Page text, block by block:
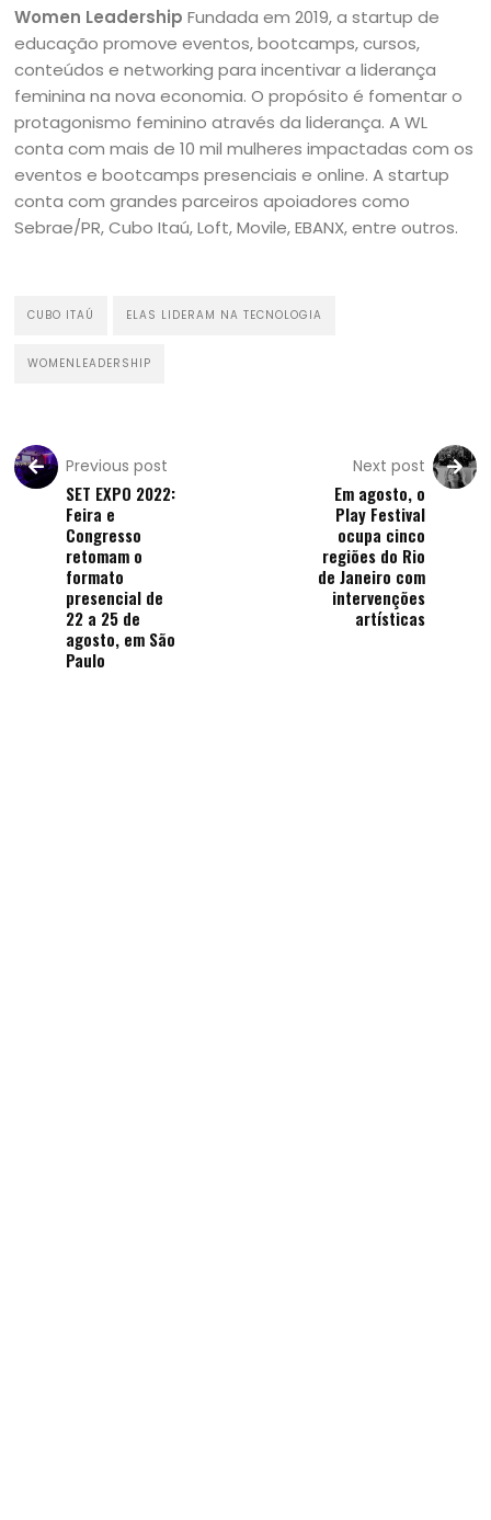
Women Leadership Fundada em 2019, a startup de
educação promove eventos, bootcamps, cursos,
conteúdos e networking para incentivar a liderança
feminina na nova economia. O propósito é fomentar o
protagonismo feminino através da liderança. A WL
conta com mais de 10 mil mulheres impactadas com os
eventos e bootcamps presenciais e online. A startup
conta com grandes parceiros apoiadores como
Sebrae/PR, Cubo Itaú, Loft, Movile, EBANX, entre outros.
CUBO ITAÚ ELAS LIDERAM NA TECNOLOGIA
WOMENLEADERSHIP
Previous post
SET EXPO 2022:
Feira e
Congresso
retomam o
formato
presencial de
22 a 25 de
agosto, em São
Paulo
Next post
Em agosto, o
Play Festival
ocupa cinco
regiões do Rio
de Janeiro com
intervenções
artísticas